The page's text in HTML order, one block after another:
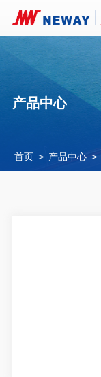
产品中心
首页 > 产品中心 >